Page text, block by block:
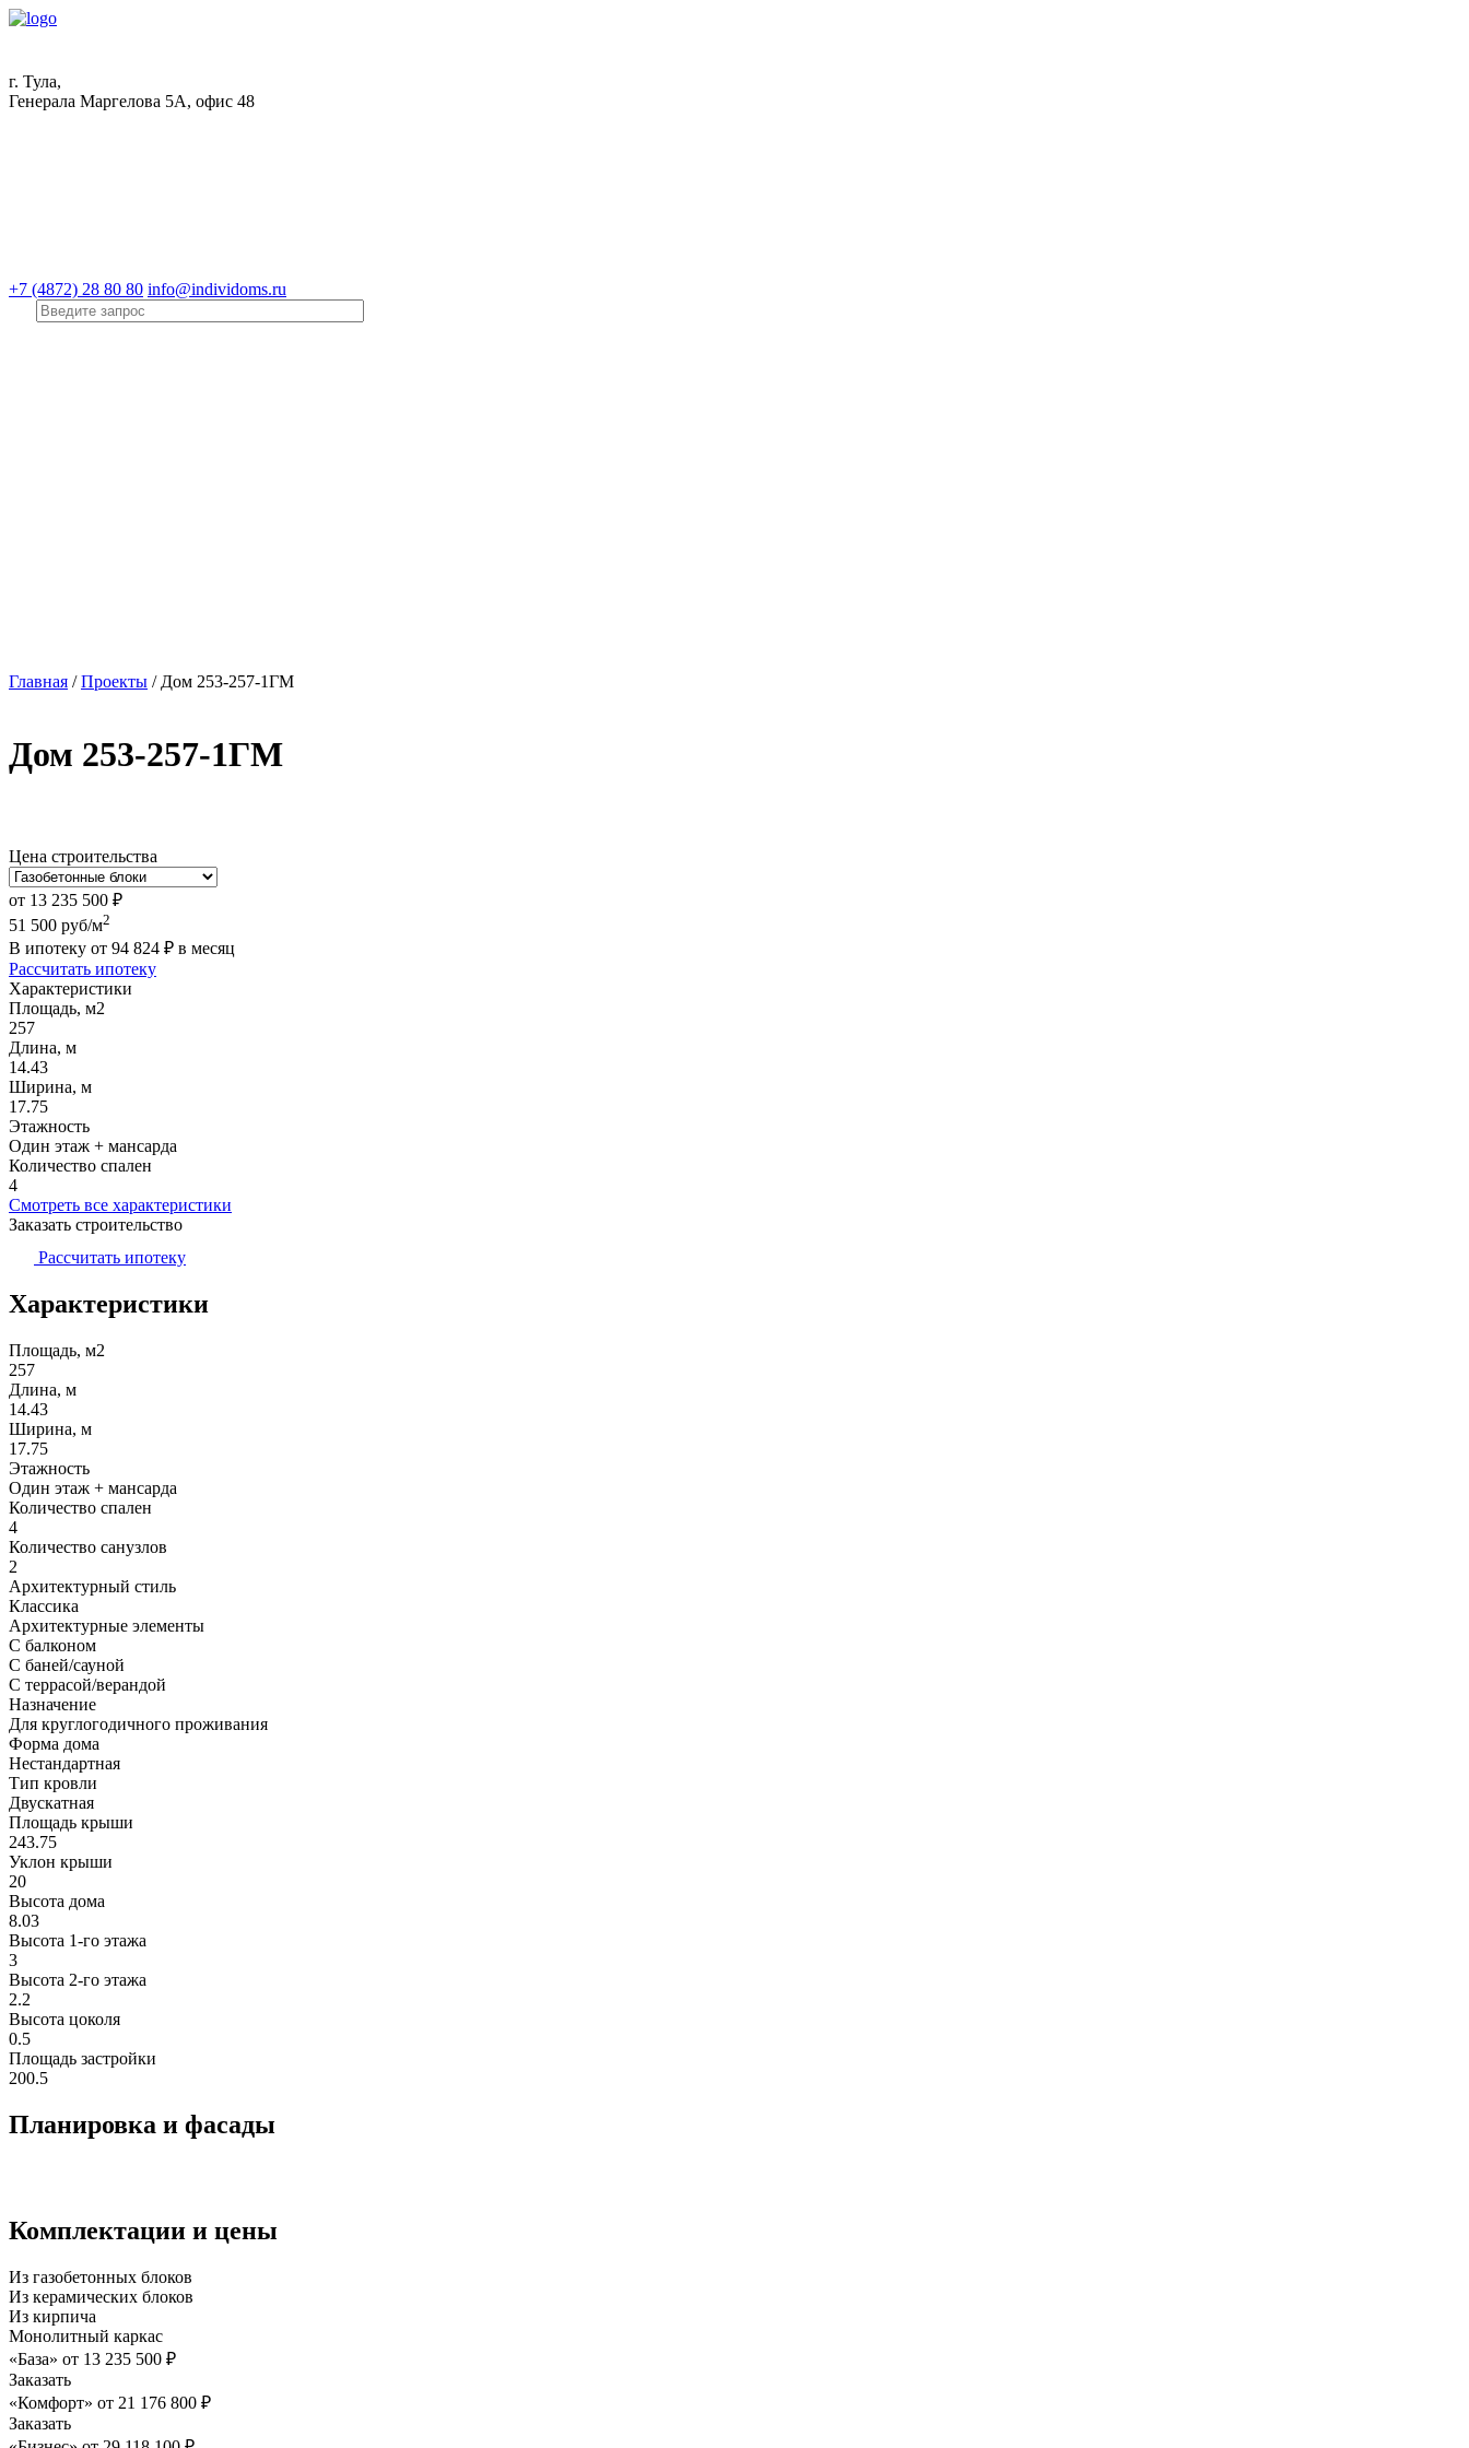
г. Тула,
Генерала Маргелова 5А, офис 48
+7 (4872) 28 80 80 info@individoms.ru
Главная /Проекты / Дом 253-257-1ГМ
Дом 253-257-1ГМ
Цена строительства
от 13 235 500 ₽
51 500 руб/м2
В ипотеку от 94 824 ₽ в месяц
Рассчитать ипотеку
Характеристики
Площадь, м2
257
Длина, м
14.43
Ширина, м
17.75
Этажность
Один этаж + мансарда
Количество спален
4
Смотреть все характеристики
Заказать строительство
Рассчитать ипотеку
Характеристики
Площадь, м2
257
Длина, м
14.43
Ширина, м
17.75
Этажность
Один этаж + мансарда
Количество спален
4
Количество санузлов
2
Архитектурный стиль
Классика
Архитектурные элементы
С балконом
С баней/сауной
С террасой/верандой
Назначение
Для круглогодичного проживания
Форма дома
Нестандартная
Тип кровли
Двускатная
Площадь крыши
243.75
Уклон крыши
20
Высота дома
8.03
Высота 1-го этажа
3
Высота 2-го этажa
2.2
Высота цоколя
0.5
Площадь застройки
200.5
Планировка и фасады
Комплектации и цены
Из газобетонных блоков
Из керамических блоков
Из кирпича
Монолитный каркас
«База» от 13 235 500 ₽
Заказать
«Комфорт» от 21 176 800 ₽
Заказать